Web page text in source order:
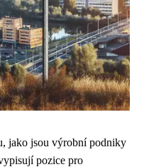
jako jsou výrobní podniky
pozice pro